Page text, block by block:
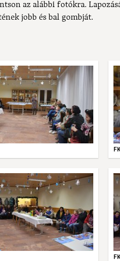
az alábbi fotókra.
jobb és bal gombját.